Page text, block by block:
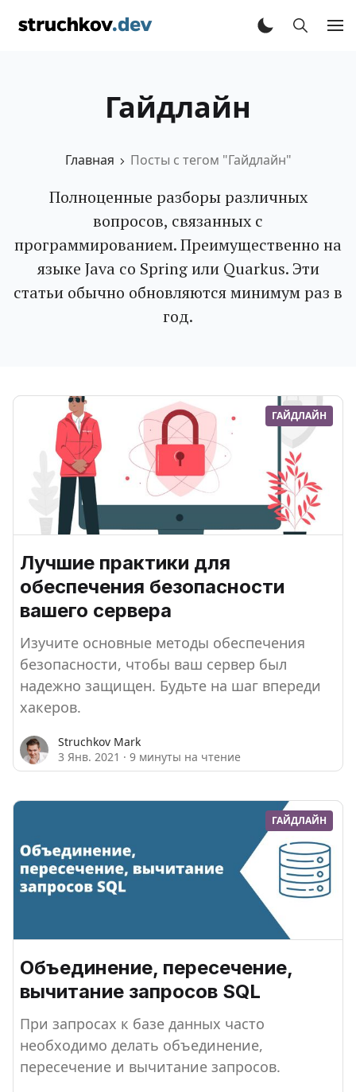
Гайдлайн
Главная Посты с тегом "Гайдлайн"
Полноценные разборы различных
вопросов, связанных с
программированием. Преимущественно на
языке Java со Spring или Quarkus. Эти
статьи обычно обновляются минимум раз в
год.
ГАЙДЛАЙН
Лучшие практики для
обеспечения безопасности
вашего сервера
Изучите основные методы обеспечения
безопасности, чтобы ваш сервер был
надежно защищен. Будьте на шаг впереди
хакеров.
Struchkov Mark
3 Янв. 2021 · 9 минуты на чтение
ГАЙДЛАЙН
Объединение, пересечение,
вычитание запросов SQL
При запросах к базе данных часто
необходимо делать объединение,
пересечение и вычитание запросов.